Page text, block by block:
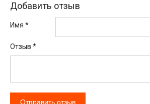
Добавить отзыв
Имя *
Отзыв *